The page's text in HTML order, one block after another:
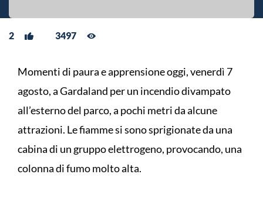
2 3497
Momenti di paura e apprensione oggi, venerdì 7
agosto, a Gardaland per un incendio divampato
all’esterno del parco, a pochi metri da alcune
attrazioni. Le fiamme si sono sprigionate da una
cabina di un gruppo elettrogeno, provocando, una
colonna di fumo molto alta.